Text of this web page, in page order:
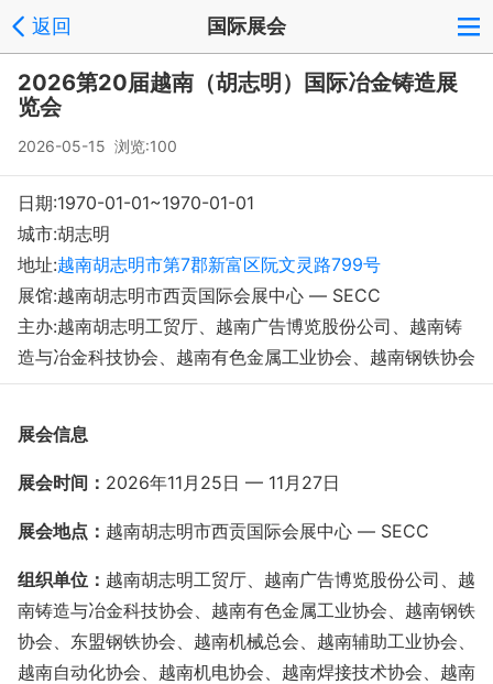
返回 国际展会
2026第20届越南（胡志明）国际冶金铸造展
览会
2026-05-15 浏览:100
日期:1970-01-01~1970-01-01
城市:胡志明
地址:越南胡志明市第7郡新富区阮文灵路799号
展馆:越南胡志明市西贡国际会展中心 — SECC
主办:越南胡志明工贸厅、越南广告博览股份公司、越南铸
造与冶金科技协会、越南有色金属工业协会、越南钢铁协会
展会信息
展会时间： 2026年11月25日 — 11月27日
展会地点： 越南胡志明市西贡国际会展中心 — SECC
组织单位： 越南胡志明工贸厅、越南广告博览股份公司、越
南铸造与冶金科技协会、越南有色金属工业协会、越南钢铁
协会、东盟钢铁协会、越南机械总会、越南辅助工业协会、
越南自动化协会、越南机电协会、越南焊接技术协会、越南
注册 反馈
Copyright © 2008-2018 环球会展网 fairglobal.com.cn 版权所有